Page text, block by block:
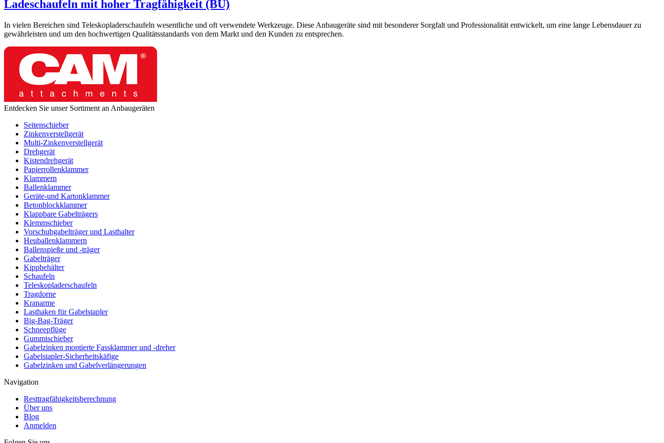
Ladeschaufeln mit hoher Tragfähigkeit (BU)
In vielen Bereichen sind Teleskopladerschaufeln wesentliche und oft verwendete Werkzeuge. Diese Anbaugeräte sind mit besonderer Sorgfalt und Professionalität entwickelt, um eine lange Lebensdauer zu
gewährleisten und um den hochwertigen Qualitätsstandards von dem Markt und den Kunden zu entsprechen.
Entdecken Sie unser Sortiment an Anbaugeräten
Seitenschieber
Zinkenverstellgerät
Multi-Zinkenverstellgerät
Drehgerät
Kistendrehgerät
Papierrollenklammer
Klammern
Ballenklammer
Geräte-und Kartonklammer
Betonblockklammer
Klappbare Gabelträgers
Klemmschieber
Vorschubgabelträger und Lasthalter
Heuballenklammern
Ballenspieße und -träger
Gabelträger
Kippbehälter
Schaufeln
Teleskopladerschaufeln
Tragdorne
Kranarme
Lasthaken für Gabelstapler
Big-Bag-Träger
Schneepflüge
Gummischieber
Gabelzinken montierte Fassklammer und -dreher
Gabelstapler-Sicherheitskäfige
Gabelzinken und Gabelverlängerungen
Navigation
Resttragfähigkeitsberechnung
Über uns
Blog
Anmelden